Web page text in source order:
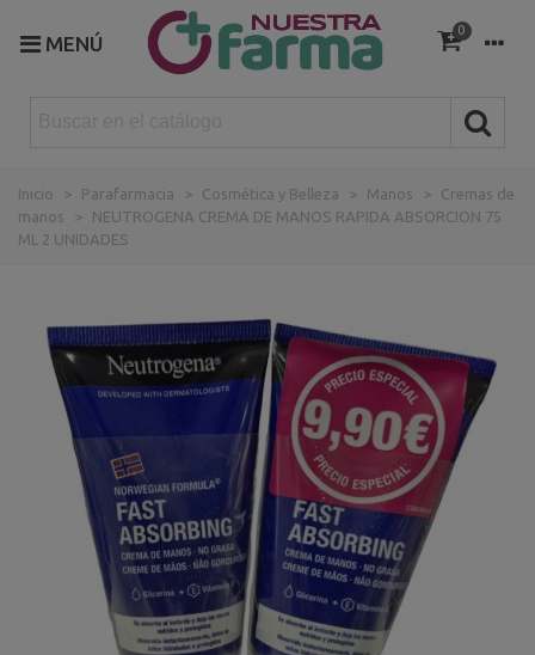
MENÚ
0
Inicio > Parafarmacia > Cosmética y Belleza > Manos >
Cremas de
manos
>
NEUTROGENA CREMA DE MANOS RAPIDA ABSORCION 75
ML 2 UNIDADES